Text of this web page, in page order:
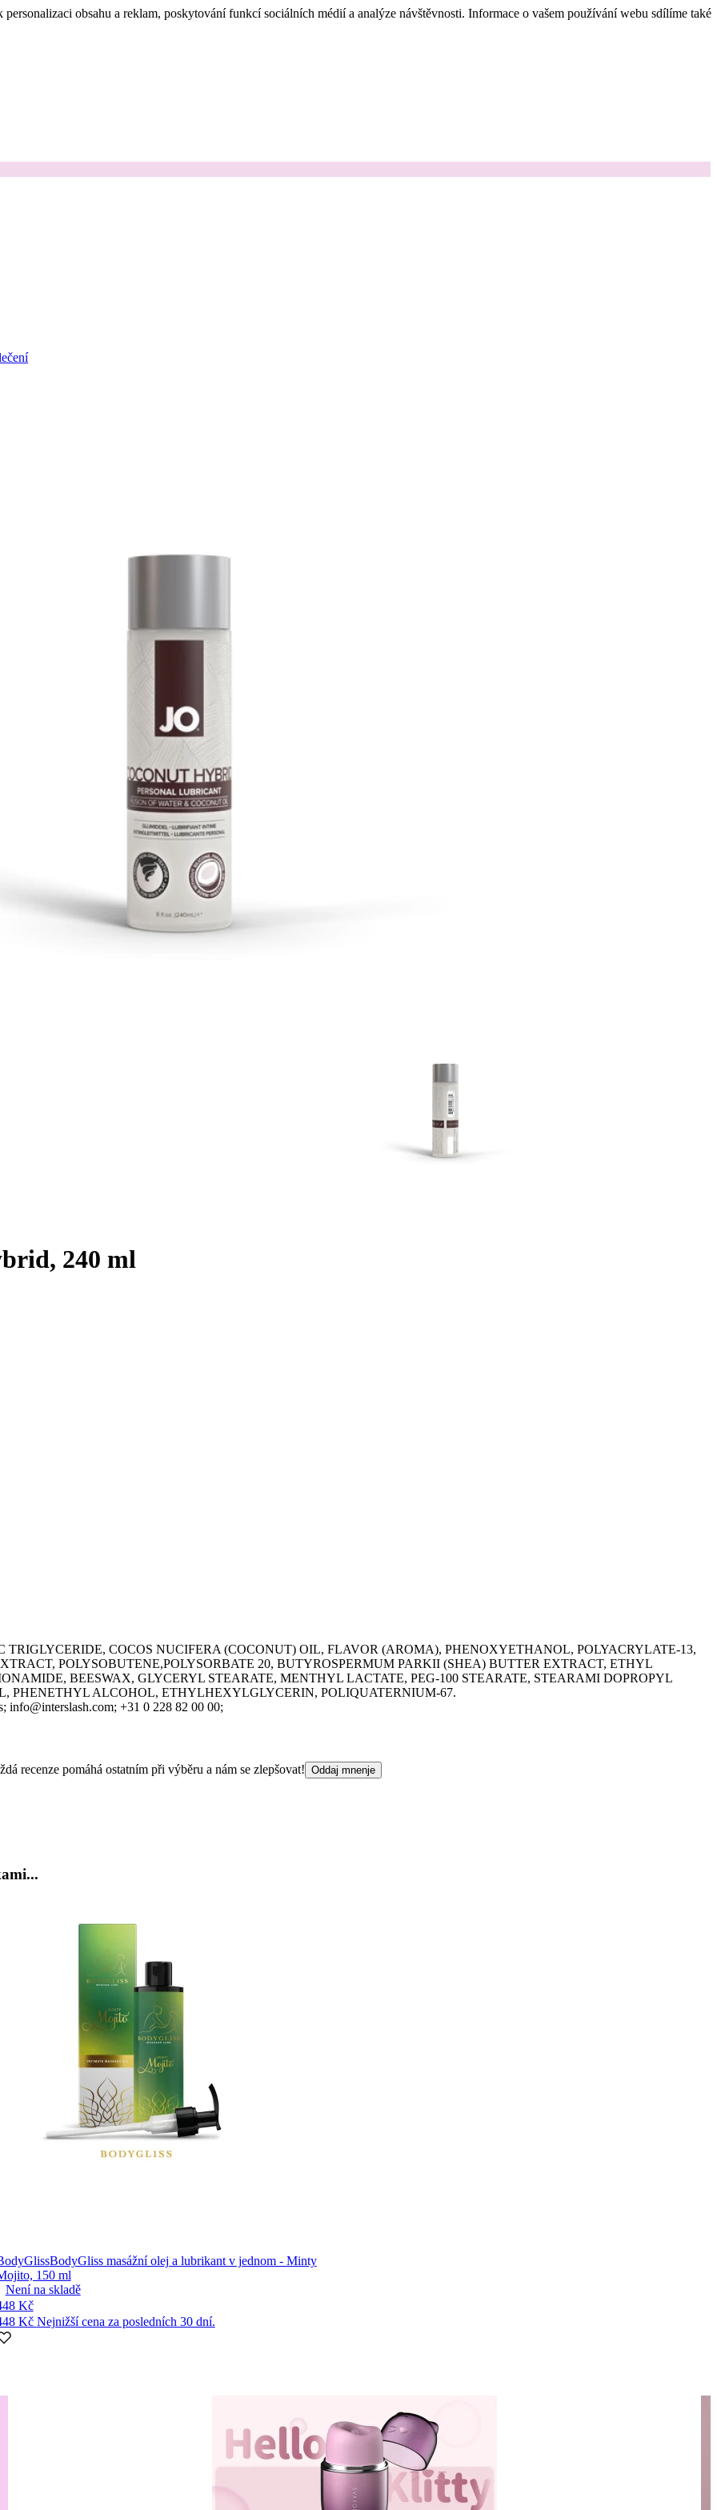
personalizaci obsahu a reklam, poskytování funkcí sociálních médií a analýze návštěvnosti. Informace o vašem používání webu sdílíme také
240 ml
COCOS NUCIFERA (COCONUT) OIL, FLAVOR (AROMA), PHENOXYETHANOL, POLYACRYLATE-13,
POLYSOBUTENE,POLYSORBATE 20, BUTYROSPERMUM PARKII (SHEA) BUTTER EXTRACT, ETHYL
BEESWAX, GLYCERYL STEARATE, MENTHYL LACTATE, PEG-100 STEARATE, STEARAMI DOPROPYL
PHENETHYL ALCOHOL, ETHYLHEXYLGLYCERIN, POLIQUATERNIUM-67.
info@interslash.com; +31 0 228 82 00 00;
recenze pomáhá ostatním při výběru a nám se zlepšovat! Oddaj mnenje
BodyGliss masážní olej a lubrikant v jednom - Minty
150 ml
Není na skladě
Kč
Kč Nejnižší cena za posledních 30 dní.